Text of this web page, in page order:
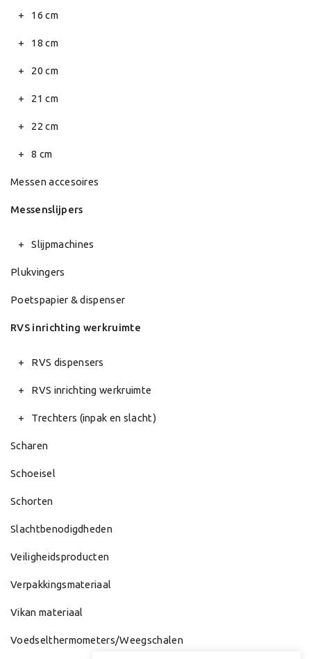
16 cm
18 cm
20 cm
21 cm
22 cm
8 cm
Messen accesoires
Messenslijpers
Slijpmachines
Plukvingers
Poetspapier & dispenser
RVS inrichting werkruimte
RVS dispensers
RVS inrichting werkruimte
Trechters (inpak en slacht)
Scharen
Schoeisel
Schorten
Slachtbenodigdheden
Veiligheidsproducten
Verpakkingsmateriaal
Vikan materiaal
Voedselthermometers/Weegschalen